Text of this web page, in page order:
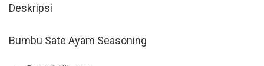
Deskripsi
Bumbu Sate Ayam Seasoning